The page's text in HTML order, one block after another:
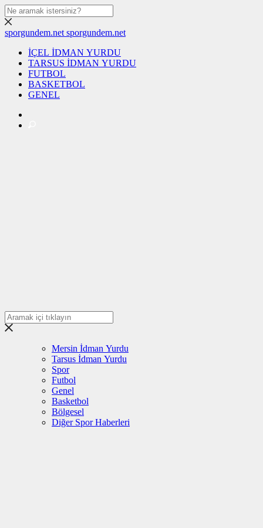
sporgundem.net sporgundem.net
İÇEL İDMAN YURDU
TARSUS İDMAN YURDU
FUTBOL
BASKETBOL
GENEL
Mersin İdman Yurdu
Tarsus İdman Yurdu
Spor
Futbol
Genel
Basketbol
Bölgesel
Diğer Spor Haberleri